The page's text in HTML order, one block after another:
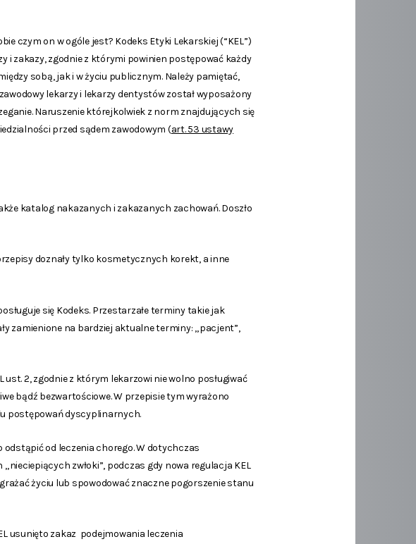
czym on w ogóle jest? Kodeks Etyki Lekarskiej (“KEL”)
i zakazy, zgodnie z którymi powinien postępować każdy
sobą, jak i w życiu publicznym. Należy pamiętać,
lekarzy i lekarzy dentystów został wyposażony
Naruszenie którejkolwiek z norm znajdujących się
przed sądem zawodowym (art. 53 ustawy
katalog nakazanych i zakazanych zachowań. Doszło
doznały tylko kosmetycznych korekt, a inne
się Kodeks. Przestarzałe terminy takie jak
zamienione na bardziej aktualne terminy: „pacjent”,
2, zgodnie z którym lekarzowi nie wolno posługiwać
bądź bezwartościowe. W przepisie tym wyrażono
postępowań dyscyplinarnych.
odstąpić od leczenia chorego. W dotychczas
zwłoki”, podczas gdy nowa regulacja KEL
życiu lub spowodować znaczne pogorszenie stanu
usunięto zakaz podejmowania leczenia